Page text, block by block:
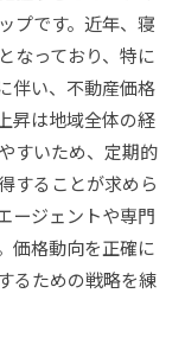
向を徹底解説
る理由
する
響
プです。近年、寝
なっており、特に
伴い、不動産価格
昇は地域全体の経
すいため、定期的
することが求めら
ージェントや専門
価格動向を正確に
るための戦略を練